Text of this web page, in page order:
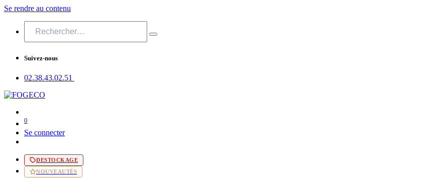
Se rendre au contenu
Suivez-nous
02.38.43​.02.51
0
Se connecter
DESTOCKAGE
NOUVEAUTÉS